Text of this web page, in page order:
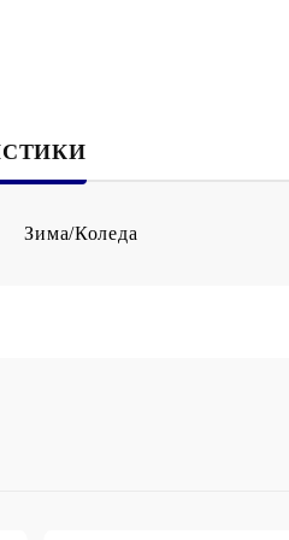
ДЕКОРАТИВНИ И
Зима/Коледа